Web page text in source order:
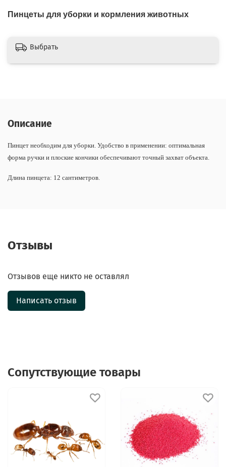
Пинцеты для уборки и кормления животных
Выбрать
Описание
Пинцет необходим для уборки. Удобство в применении: оптимальная
форма ручки и плоские кончики обеспечивают точный захват объекта.
Длина пинцета: 12 сантиметров.
Отзывы
Отзывов еще никто не оставлял
Написать отзыв
Сопутствующие товары